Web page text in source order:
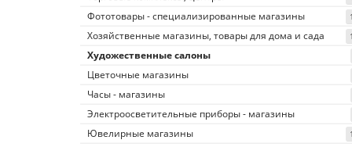
Фототовары - специализированные магазины
Хозяйственные магазины, товары для дома и сада
Художественные салоны
Цветочные магазины
Часы - магазины
Электроосветительные приборы - магазины
Ювелирные магазины